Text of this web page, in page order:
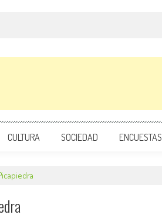
CULTURA SOCIEDAD ENCUESTAS